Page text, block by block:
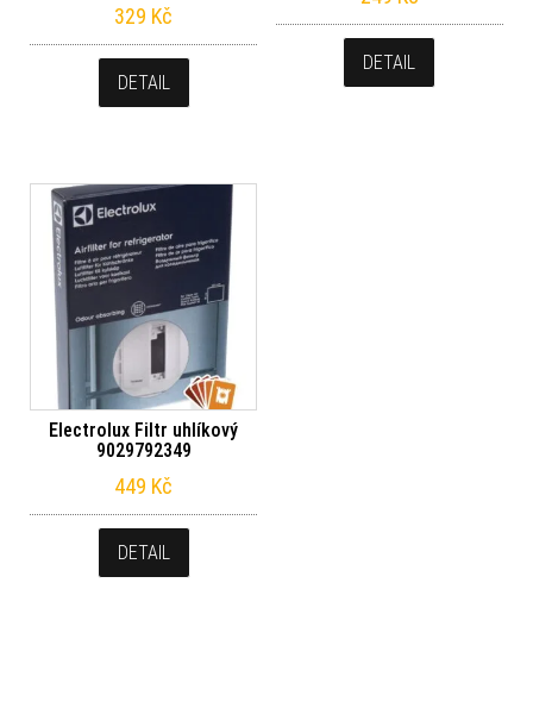
329 Kč
DETAIL
DETAIL
Electrolux Filtr uhlíkový
9029792349
449 Kč
DETAIL